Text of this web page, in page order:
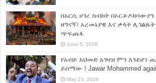
በአርሲ ሀገረ ስብከት
ዘግናኝ፣ አረመኔያዊ እና ቃላት
ጭፍጨፋ
June 5, 2026
የአብይ አህመድ አገዛዝ ምን
ይስማው ! Jawar Mohammed
May 23, 2026